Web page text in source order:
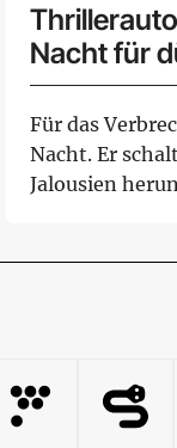
Nacht für
Für das
Nacht. Er
Jalousien